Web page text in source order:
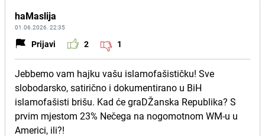
haMaslija
01.06.2026. 22:35
Prijavi 2 1
Jebbemo vam hajku vašu islamofašističku! Sve
slobodarsko, satirično i dokumentirano u BiH
islamofašisti brišu. Kad će graDŽanska Republika? S
prvim mjestom 23% Nečega na nogomotnom WM-u u
Americi, ili?!